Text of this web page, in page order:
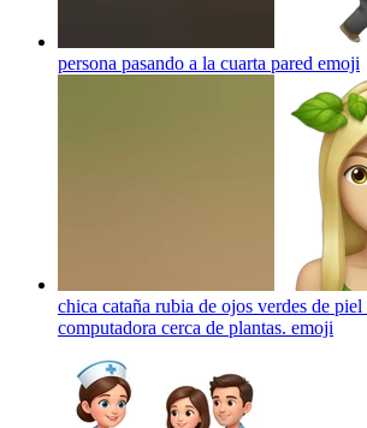
persona pasando a la cuarta pared emoji
chica cataña rubia de ojos verdes de piel
computadora cerca de plantas. emoji